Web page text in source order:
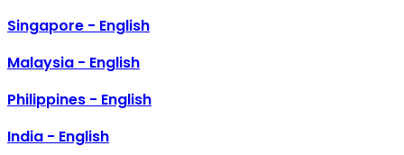
Singapore - English
Malaysia - English
Philippines - English
India - English